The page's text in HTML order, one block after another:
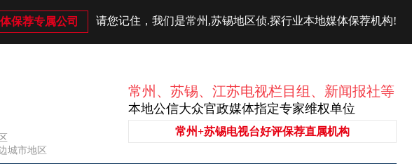
保荐专属公司 请您记住，我们是常州,苏锡地区侦.探行业本地媒体保荐机构!
城市地区
常州、苏锡、江苏电视栏目组、新闻报社等
本地公信大众官政媒体指定专家维权单位
常州+苏锡电视台好评保荐直属机构